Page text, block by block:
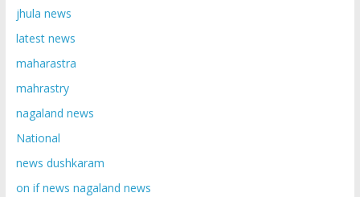
jhula news
latest news
maharastra
mahrastry
nagaland news
National
news dushkaram
on if news nagaland news